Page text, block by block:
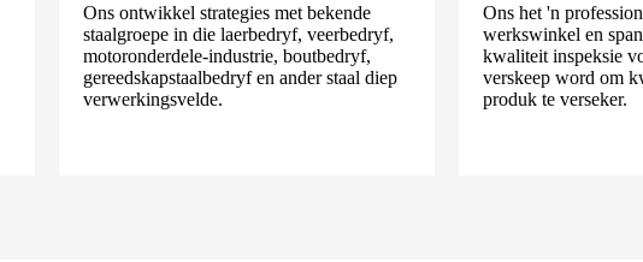
Ons ontwikkel strategies met bekende
staalgroepe in die laerbedryf, veerbedryf,
motoronderdele-industrie, boutbedryf,
gereedskapstaalbedryf en ander staal diep
verwerkingsvelde.
Ons het 'n
werkswinkel en
kwaliteit inspeksie
verskeep word om
produk te verseker.